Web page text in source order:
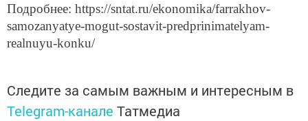
Подробнее: https://sntat.ru/ekonomika/farrakhov-
samozanyatye-mogut-sostavit-predprinimatelyam-
realnuyu-konku/
Следите за самым важным и интересным в
Telegram-канале Татмедиа